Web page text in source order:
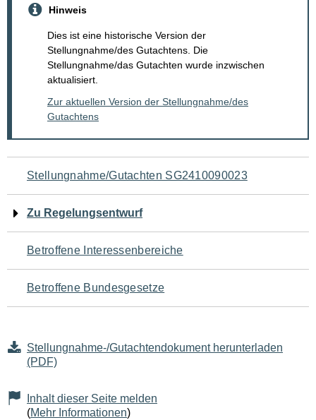
Hinweis
Dies ist eine historische Version der
Stellungnahme/des Gutachtens. Die
Stellungnahme/das Gutachten wurde inzwischen
aktualisiert.
Zur aktuellen Version der Stellungnahme/des
Gutachtens
Navigation
für
den
Seiteninhalt
Stellungnahme/Gutachten SG2410090023
Zu Regelungsentwurf
Betroffene Interessenbereiche
Betroffene Bundesgesetze
Stellungnahme-/Gutachtendokument herunterladen
(PDF)
Inhalt dieser Seite melden
(Mehr Informationen)